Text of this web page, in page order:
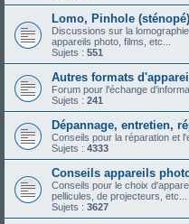
Lomo, Pinhole
Discussions sur la
appareils photo, films, etc...
Sujets : 551
Autres formats
Forum pour l'échange
Sujets : 241
Dépannage, entretien,
Conseils pour la réparation et
Sujets : 4333
Conseils appareils
Conseils pour le choix
pellicules, de projecteurs, etc...
Sujets : 3627